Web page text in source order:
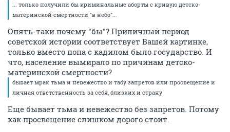
... только получили бы криминальные аборты с кривую детско-
материнской смертности "в небо"...
Опять-таки почему "бы"? Приличный период
советской истории соответствует Вашей картинке,
только вместо попа с кадилом было государство. И
что, население вымирало по причинам детско-
материнской смертности?
бывает мрак тьма и невежество и табу запретов или просвещение и
личная ответственность за себя, близких и страну
Еще бывает тьма и невежество без запретов. Потому
как просвещение слишком дорого стоит.